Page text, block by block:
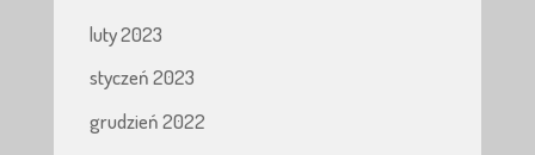
luty 2023
styczeń 2023
grudzień 2022